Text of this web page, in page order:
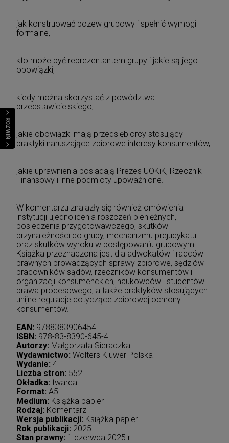
ROZWIŃ
jak konstruować pozew grupowy i spełnić wymogi
formalne,
kto może być reprezentantem grupy i jakie są jego
obowiązki,
kiedy można skorzystać z powództwa
przedstawicielskiego,
jakie obowiązki mają przedsiębiorcy stosujący
praktyki naruszające zbiorowe interesy konsumentów,
jakie uprawnienia posiadają Prezes UOKiK, Rzecznik
Finansowy i inne podmioty upoważnione.
W komentarzu znalazły się również omówienia
instytucji ujednolicenia roszczeń pieniężnych,
posiedzenia przygotowawczego, skutków
przynależności do grupy, mechanizmu prejudykatu
oraz skutków wyroku w postępowaniu grupowym.
Książka przeznaczona jest dla adwokatów i radców
prawnych prowadzących sprawy zbiorowe, sędziów i
pracowników sądów, rzeczników konsumentów i
organizacji konsumenckich, naukowców i studentów
prawa procesowego, a także praktyków stosujących
unijne regulacje dotyczące zbiorowej ochrony
konsumentów.
EAN: 9788383906454
ISBN: 978-83-8390-645-4
Autorzy: Małgorzata Sieradzka
Wydawnictwo: Wolters Kluwer Polska
Wydanie: 4
Liczba stron: 552
Okładka: twarda
Format: A5
Medium: Książka papier
Rodzaj: Komentarz
Wersja publikacji: Książka papier
Rok publikacji: 2025
Stan prawny: 1 czerwca 2025 r.